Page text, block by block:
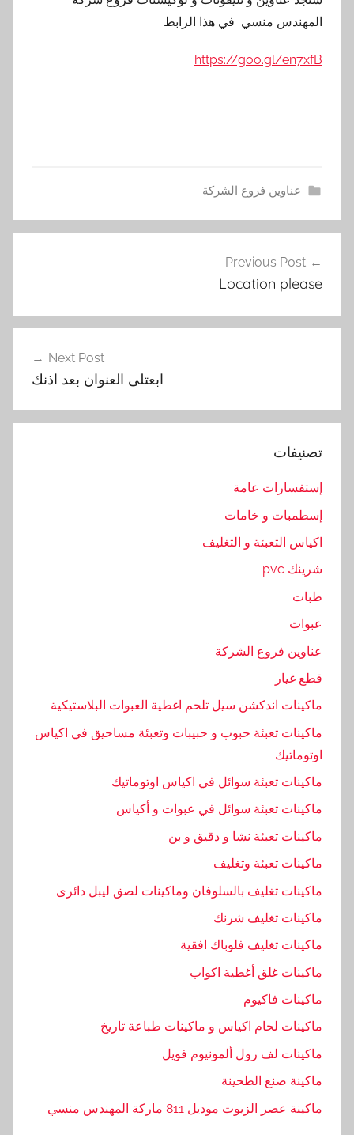
المهندس منسي في هذا الرابط
https://goo.gl/en7xfB
عناوين فروع الشركة
ا
ت
ل
ي
ش
ن
,
ا
ن
ا
ي
ن
المقالات
Previous Post
Location please
Next Post
ابعتلى العنوان بعد اذنك
تصنيفات
إستفسارات عامة
إسطمبات و خامات
اكياس التعبئة و التغليف
شرينك pvc
طبات
عبوات
عناوين فروع الشركة
قطع غيار
ماكينات اندكشن سيل تلحم اغطية العبوات البلاستيكية
ماكينات تعبئة حبوب و حبيبات وتعبئة مساحيق في اكياس
اوتوماتيك
ماكينات تعبئة سوائل في اكياس اوتوماتيك
ماكينات تعبئة سوائل في عبوات و أكياس
ماكينات تعبئة نشا و دقيق و بن
ماكينات تعبئة وتغليف
ماكينات تغليف بالسلوفان وماكينات لصق ليبل دائرى
ماكينات تغليف شرنك
ماكينات تغليف فلوباك افقية
ماكينات غلق أغطية اكواب
ماكينات فاكيوم
ماكينات لحام اكياس و ماكينات طباعة تاريخ
ماكينات لف رول ألمونيوم فويل
ماكينة صنع الطحينة
ماكينة عصر الزيوت موديل 811 ماركة المهندس منسي